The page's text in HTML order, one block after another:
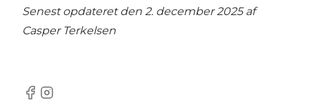
Senest opdateret den 2. december 2025 af
Casper Terkelsen
Facebook
Instagram